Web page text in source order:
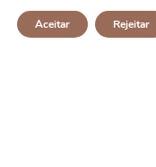
CNPJ: 14.117.329/
Centro, Campo
Aceitar Rejeitar